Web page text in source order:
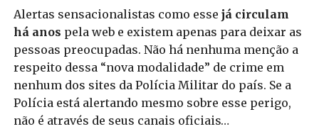
Alertas sensacionalistas como esse já circulam
há anos pela web e existem apenas para deixar as
pessoas preocupadas. Não há nenhuma menção a
respeito dessa “nova modalidade” de crime em
nenhum dos sites da Polícia Militar do país. Se a
Polícia está alertando mesmo sobre esse perigo,
não é através de seus canais oficiais…